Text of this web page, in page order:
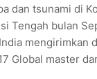
dan tsunami di
Tengah bulan
mengirimkan
Global master